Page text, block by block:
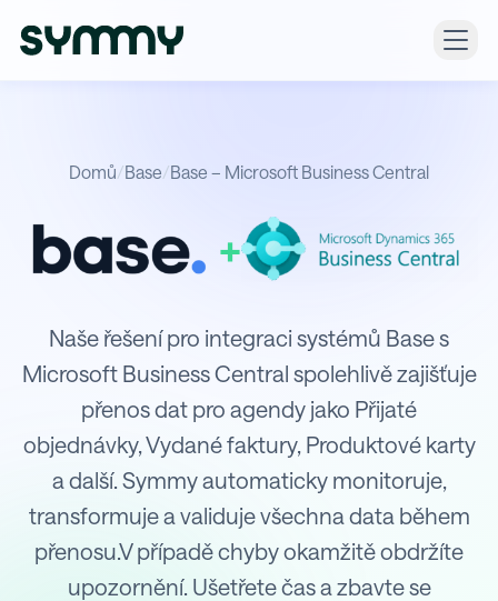
Domů/Base/Base – Microsoft Business Central
+
Integrace Base s Microsoft
Naše řešení pro integraci systémů Base s
Microsoft Business Central spolehlivě zajišťuje
přenos dat pro agendy jako Přijaté
objednávky, Vydané faktury, Produktové karty
a další. Symmy automaticky monitoruje,
transformuje a validuje všechna data během
přenosu.V případě chyby okamžitě obdržíte
upozornění. Ušetřete čas a zbavte se